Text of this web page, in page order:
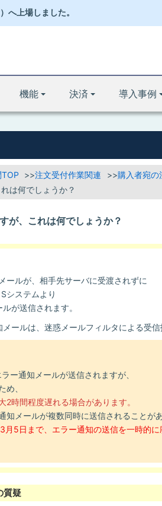
へ 上場しました。
機能 決済 導入事例
注文受付作業関連
購入者宛の
は何でしょうか？
が、これは何でしょうか？
ールが、相手先サーバに受渡されずに
システムより
が送信されます。
ールは、迷惑メールフィルタによる受信
ー通知メールが送信されますが、
め、
2時間程度遅れる場合があります。
知メールが複数同時に送信されることがあ
5日まで、エラー通知の送信を一時的に
質疑